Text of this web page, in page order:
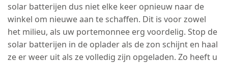
solar batterijen dus niet elke keer opnieuw naar de
winkel om nieuwe aan te schaffen. Dit is voor zowel
het milieu, als uw portemonnee erg voordelig. Stop de
solar batterijen in de oplader als de zon schijnt en haal
ze er weer uit als ze volledig zijn opgeladen. Zo heeft u